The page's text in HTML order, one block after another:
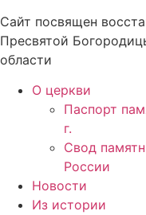
Сайт посвящен
Пресвятой
области
О церкви
Паспорт
г.
Свод
России
Новости
Из истории